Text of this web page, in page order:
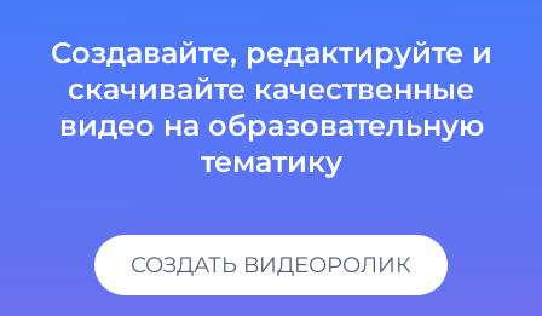
Создавайте, редактируйте и
скачивайте качественные
видео на образовательную
тематику
СОЗДАТЬ ВИДЕОРОЛИК